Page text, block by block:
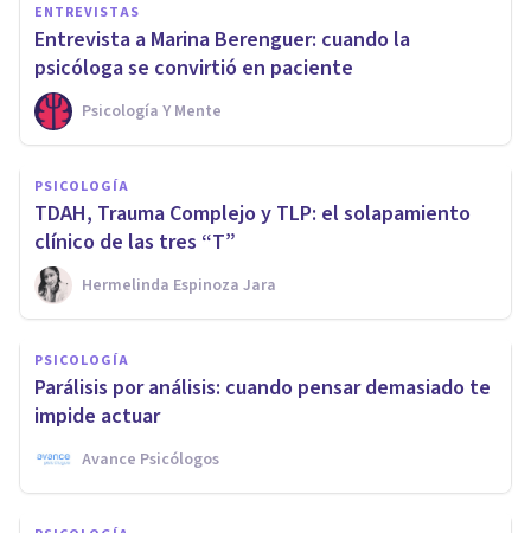
ENTREVISTAS
Entrevista a Marina Berenguer: cuando la
psicóloga se convirtió en paciente
Psicología Y Mente
PSICOLOGÍA
TDAH, Trauma Complejo y TLP: el solapamiento
clínico de las tres “T”
Hermelinda Espinoza Jara
PSICOLOGÍA
Parálisis por análisis: cuando pensar demasiado te
impide actuar
Avance Psicólogos